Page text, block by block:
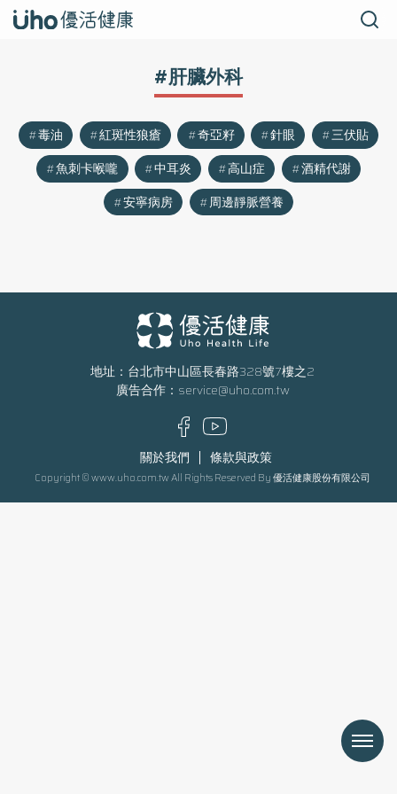
#肝臟外科
毒油 紅斑性狼瘡 奇亞籽 針眼
三伏貼
魚刺卡喉嚨
中耳炎 高山症
酒精代謝
安寧病房
周邊靜脈營養
地址：台北市中山區長春路328號7樓之2
廣告合作： service@uho.com.tw
關於我們 條款與政策
Copyright © www.uho.com.tw All Rights Reserved By 優活健康股份有限公司
Menu